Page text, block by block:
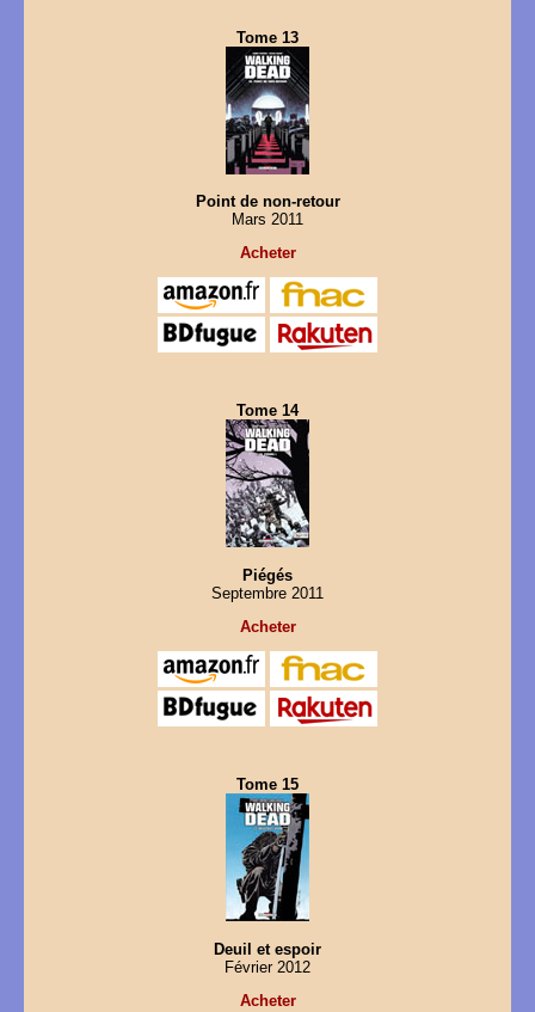
Tome 13
Point de non-retour
Mars 2011
Acheter
Tome 14
Piégés
Septembre 2011
Acheter
Tome 15
Deuil et espoir
Février 2012
Acheter